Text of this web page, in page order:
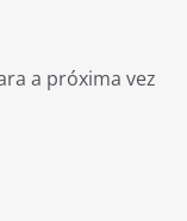
a próxima vez